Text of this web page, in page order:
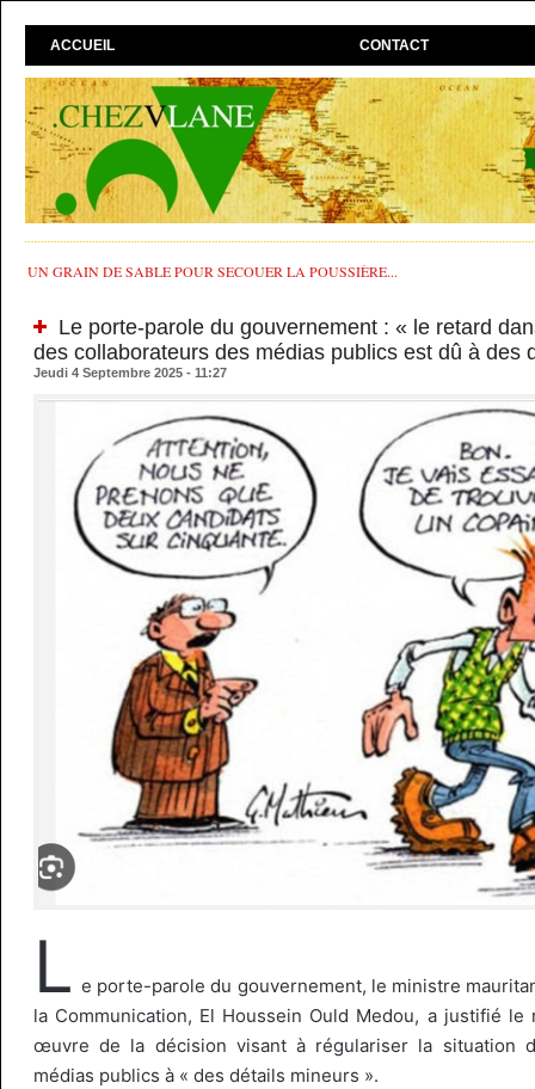
ACCUEIL CONTACT
UN GRAIN DE SABLE POUR SECOUER LA POUSSIÈRE...
Le porte-parole du gouvernement : « le retard
des collaborateurs des médias publics est dû à des
Jeudi 4 Septembre 2025 - 11:27
L e porte-parole du gouvernement, le ministre
la Communication, El Houssein Ould Medou, a justifié
œuvre de la décision visant à régulariser la situation
médias publics à « des détails mineurs ».